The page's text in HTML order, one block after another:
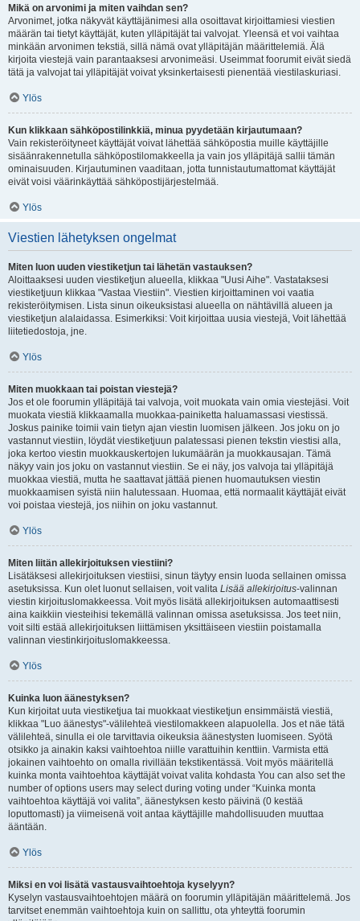
Mikä on arvonimi ja miten vaihdan sen?
Arvonimet, jotka näkyvät käyttäjänimesi alla osoittavat kirjoittamiesi viestien
määrän tai tietyt käyttäjät, kuten ylläpitäjät tai valvojat. Yleensä et voi vaihtaa
minkään arvonimen tekstiä, sillä nämä ovat ylläpitäjän määrittelemiä. Älä
kirjoita viestejä vain parantaaksesi arvonimeäsi. Useimmat foorumit eivät siedä
tätä ja valvojat tai ylläpitäjät voivat yksinkertaisesti pienentää viestilaskuriasi.
Ylös
Kun klikkaan sähköpostilinkkiä, minua pyydetään kirjautumaan?
Vain rekisteröityneet käyttäjät voivat lähettää sähköpostia muille käyttäjille
sisäänrakennetulla sähköpostilomakkeella ja vain jos ylläpitäjä sallii tämän
ominaisuuden. Kirjautuminen vaaditaan, jotta tunnistautumattomat käyttäjät
eivät voisi väärinkäyttää sähköpostijärjestelmää.
Ylös
Viestien lähetyksen ongelmat
Miten luon uuden viestiketjun tai lähetän vastauksen?
Aloittaaksesi uuden viestiketjun alueella, klikkaa "Uusi Aihe". Vastataksesi
viestiketjuun klikkaa "Vastaa Viestiin". Viestien kirjoittaminen voi vaatia
rekisteröitymisen. Lista sinun oikeuksistasi alueella on nähtävillä alueen ja
viestiketjun alalaidassa. Esimerkiksi: Voit kirjoittaa uusia viestejä, Voit lähettää
liitetiedostoja, jne.
Ylös
Miten muokkaan tai poistan viestejä?
Jos et ole foorumin ylläpitäjä tai valvoja, voit muokata vain omia viestejäsi. Voit
muokata viestiä klikkaamalla muokkaa-painiketta haluamassasi viestissä.
Joskus painike toimii vain tietyn ajan viestin luomisen jälkeen. Jos joku on jo
vastannut viestiin, löydät viestiketjuun palatessasi pienen tekstin viestisi alla,
joka kertoo viestin muokkauskertojen lukumäärän ja muokkausajan. Tämä
näkyy vain jos joku on vastannut viestiin. Se ei näy, jos valvoja tai ylläpitäjä
muokkaa viestiä, mutta he saattavat jättää pienen huomautuksen viestin
muokkaamisen syistä niin halutessaan. Huomaa, että normaalit käyttäjät eivät
voi poistaa viestejä, jos niihin on joku vastannut.
Ylös
Miten liitän allekirjoituksen viestiini?
Lisätäksesi allekirjoituksen viestiisi, sinun täytyy ensin luoda sellainen omissa
asetuksissa. Kun olet luonut sellaisen, voit valita Lisää allekirjoitus-valinnan
viestin kirjoituslomakkeessa. Voit myös lisätä allekirjoituksen automaattisesti
aina kaikkiin viesteihisi tekemällä valinnan omissa asetuksissa. Jos teet niin,
voit silti estää allekirjoituksen liittämisen yksittäiseen viestiin poistamalla
valinnan viestinkirjoituslomakkeessa.
Ylös
Kuinka luon äänestyksen?
Kun kirjoitat uuta viestiketjua tai muokkaat viestiketjun ensimmäistä viestiä,
klikkaa "Luo äänestys"-välilehteä viestilomakkeen alapuolella. Jos et näe tätä
välilehteä, sinulla ei ole tarvittavia oikeuksia äänestysten luomiseen. Syötä
otsikko ja ainakin kaksi vaihtoehtoa niille varattuihin kenttiin. Varmista että
jokainen vaihtoehto on omalla rivillään tekstikentässä. Voit myös määritellä
kuinka monta vaihtoehtoa käyttäjät voivat valita kohdasta You can also set the
number of options users may select during voting under “Kuinka monta
vaihtoehtoa käyttäjä voi valita”, äänestyksen kesto päivinä (0 kestää
loputtomasti) ja viimeisenä voit antaa käyttäjille mahdollisuuden muuttaa
ääntään.
Ylös
Miksi en voi lisätä vastausvaihtoehtoja kyselyyn?
Kyselyn vastausvaihtoehtojen määrä on foorumin ylläpitäjän määrittelemä. Jos
tarvitset enemmän vaihtoehtoja kuin on sallittu, ota yhteyttä foorumin